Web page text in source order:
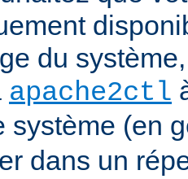
du
apache2ctl
système (en
dans un